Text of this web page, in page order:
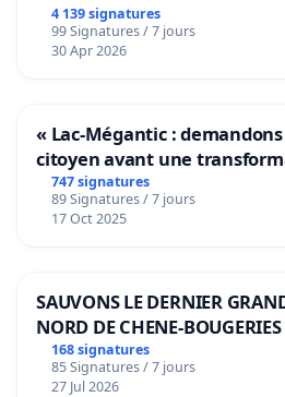
4 139 signatures
99 Signatures / 7 jours
30 Apr 2026
« Lac-Mégantic :
citoyen avant une
de notre territoire »
747 signatures
89 Signatures / 7 jours
17 Oct 2025
SAUVONS LE DERNIER
NORD DE CHENE-BOUGERIES
168 signatures
85 Signatures / 7 jours
27 Jul 2026